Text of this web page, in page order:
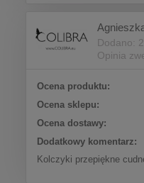
Dodano:
Opinia
Ocena produktu:
Ocena sklepu:
Ocena dostawy:
Dodatkowy komentarz:
Kolczyki przepiękne